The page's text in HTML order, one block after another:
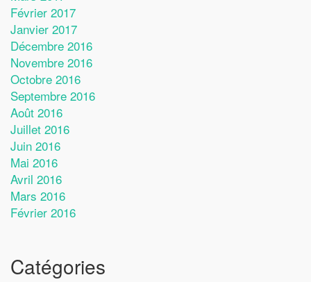
Février 2017
Janvier 2017
Décembre 2016
Novembre 2016
Octobre 2016
Septembre 2016
Août 2016
Juillet 2016
Juin 2016
Mai 2016
Avril 2016
Mars 2016
Février 2016
Catégories